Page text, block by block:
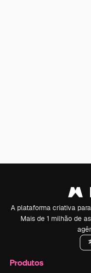
A plataforma criativa
Mais de 1 milhão de
Produtos